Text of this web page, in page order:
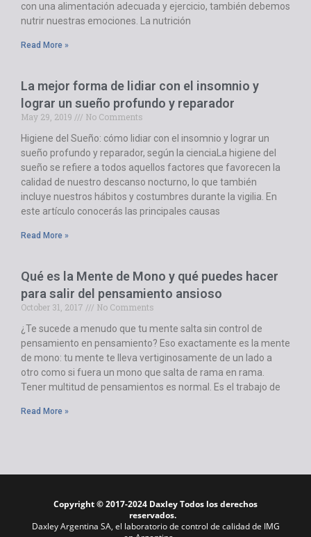
con una alimentación adecuada y ejercicio, también debemos
nutrir nuestras emociones. La nutrición
Read More »
La mejor forma de lidiar con el insomnio y
lograr un sueño profundo y reparador
May 29, 2019
No Comments
Higiene del Sueño: cómo lidiar con el insomnio y lograr un
sueño profundo y reparador, según la cienciaLa higiene del
sueño se refiere a todos aquellos factores que favorecen la
calidad de nuestro descanso nocturno, lo que también
incluye nuestros hábitos y costumbres durante la vigilia. En
este artículo conocerás las principales causas
Read More »
Qué es la Mente de Mono y qué puedes hacer
para salir del pensamiento ansioso
October 31, 2017
No Comments
¿Te sucede a menudo que tu mente salta sin control de
pensamiento en pensamiento? Eso exactamente es la mente
de mono: tu mente te lleva vertiginosamente de un lado a
otro como si fuera un mono que salta de rama en rama.
Tener multitud de pensamientos es normal. Es el trabajo de
Read More »
Copyright © 2017-2024 Daxley Todos los derechos
reservados.
Daxley Argentina SA, el laboratorio de control de calidad de IMG